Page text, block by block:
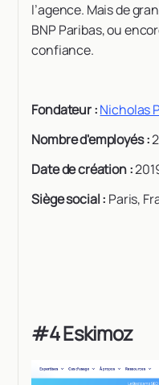
l’agence. Mais de
BNP Paribas, ou
confiance.
Fondateur :Nicholas
Nombre d'employés :
Date de création :
Siège social : Paris,
#4 Eskimoz